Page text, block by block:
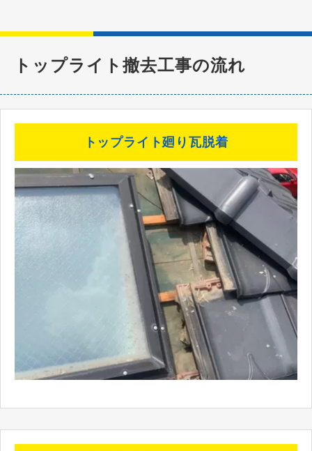
トップライト撤去工事の流れ
トップライト廻り瓦脱着